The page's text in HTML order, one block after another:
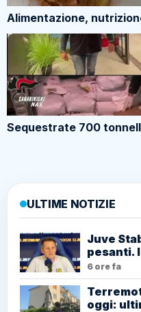
Alimentazione,
Sequestrate 700
ULTIME NOTIZIE
Juve
pesanti.
6 ore fa
oggi: